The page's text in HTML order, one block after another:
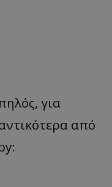
για
από